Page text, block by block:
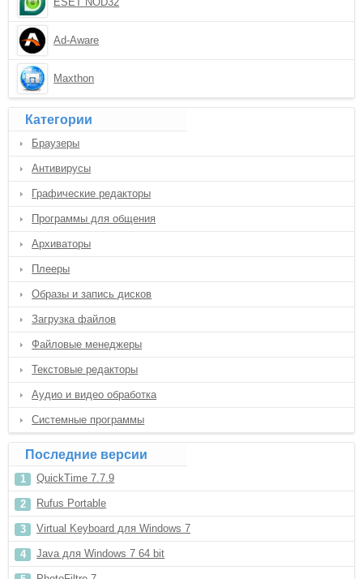
Ad-Aware
Maxthon
Категории
Браузеры
Антивирусы
Графические редакторы
Программы для общения
Архиваторы
Плееры
Образы и запись дисков
Загрузка файлов
Файловые менеджеры
Текстовые редакторы
Аудио и видео обработка
Системные программы
Последние версии
QuickTime 7.7.9
Rufus Portable
Virtual Keyboard для Windows 7
Java для Windows 7 64 bit